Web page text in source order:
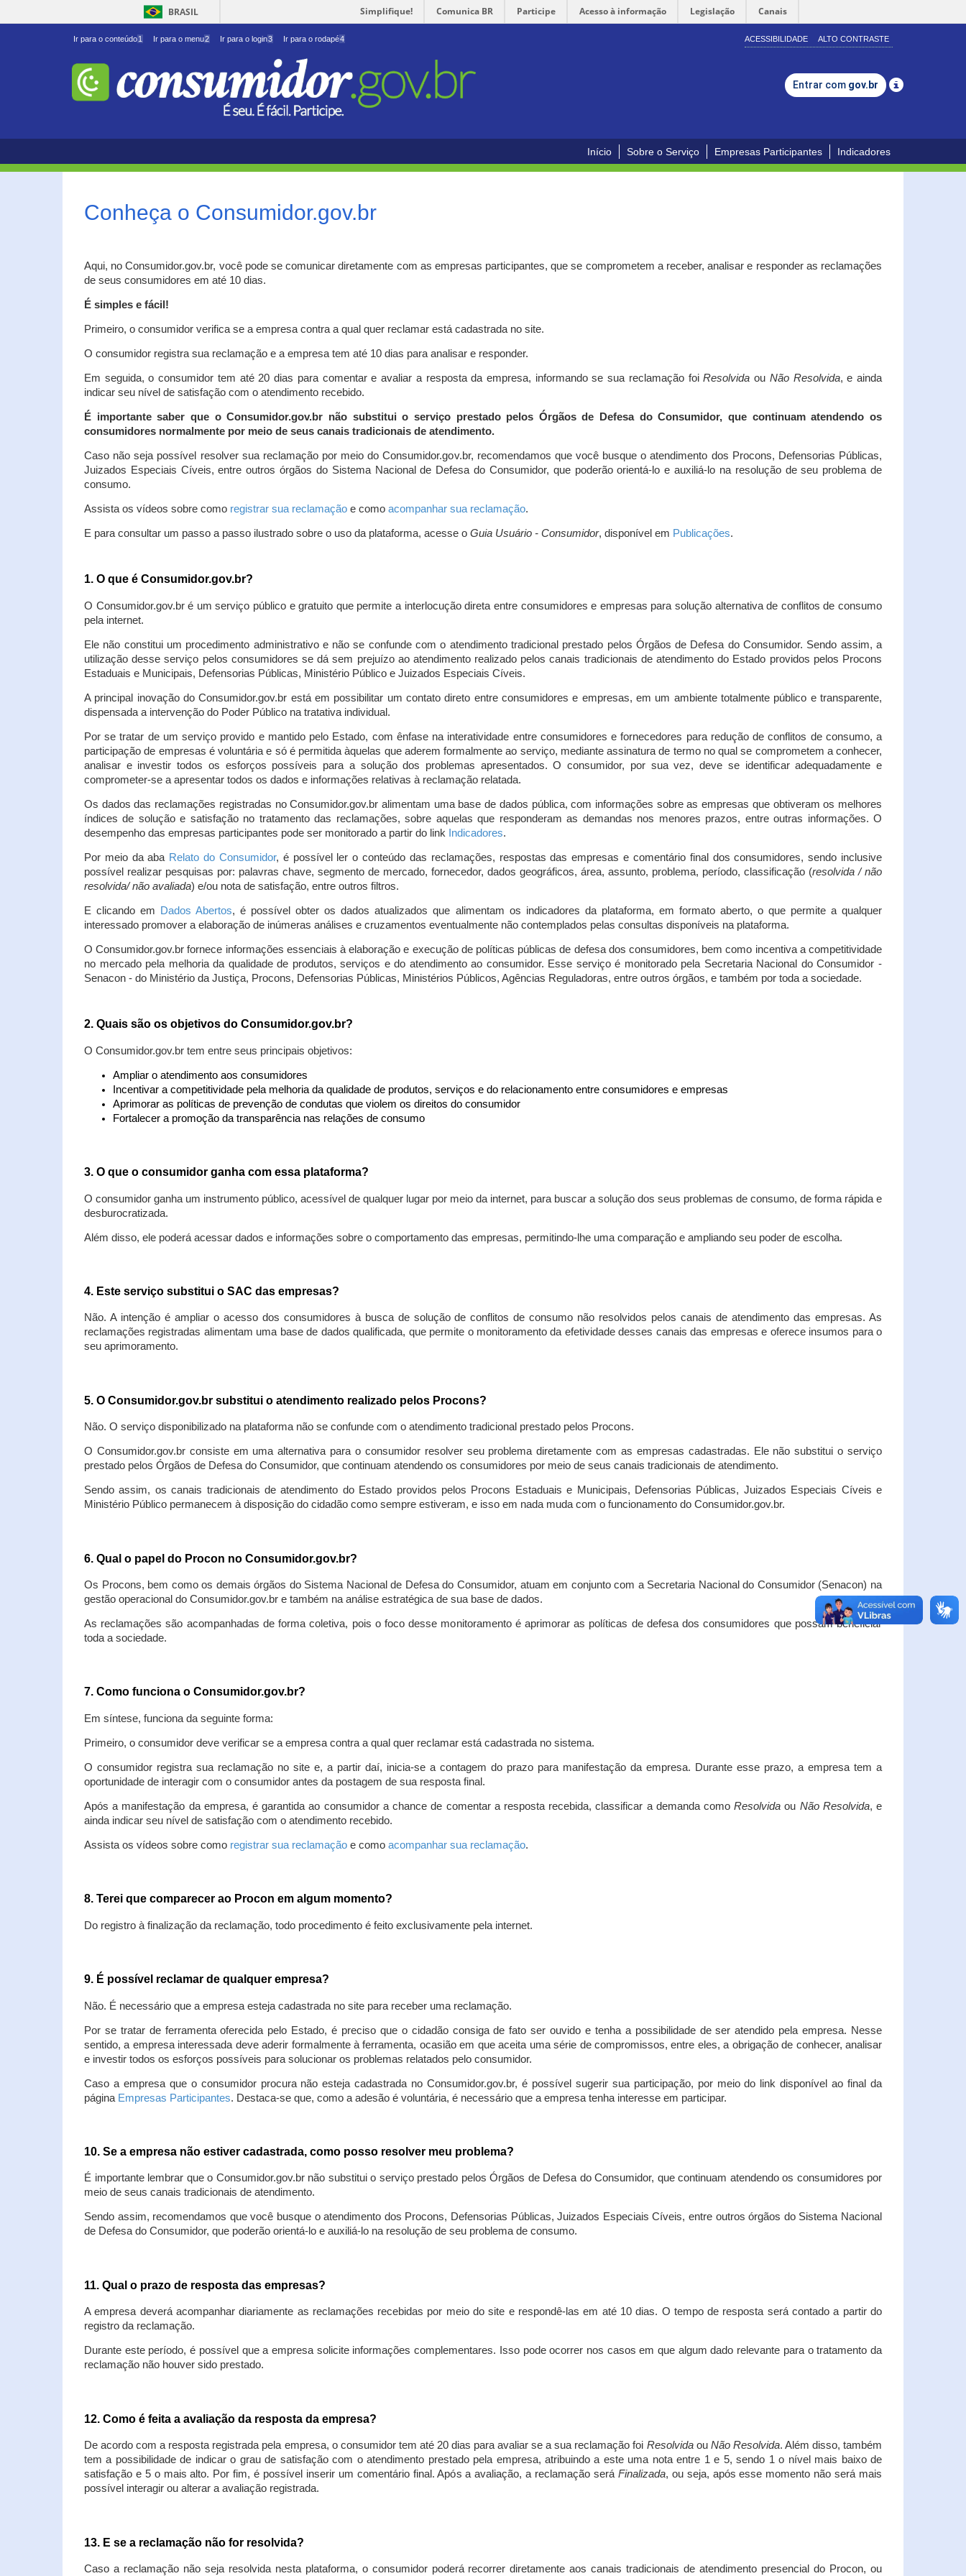
BRASIL Simplifique! Comunica BR Participe Acesso à informação Legislação Canais
Ir para o conteúdo1 Ir para o menu2 Ir para o login3 Ir para o rodapé4 ACESSIBILIDADE ALTO CONTRASTE
Entrar com gov.br
Início Sobre o Serviço Empresas Participantes Indicadores
Conheça o Consumidor.gov.br
Aqui, no Consumidor.gov.br, você pode se comunicar diretamente com as empresas participantes, que se comprometem a receber, analisar e responder as reclamações
de seus consumidores em até 10 dias.
É simples e fácil!
Primeiro, o consumidor verifica se a empresa contra a qual quer reclamar está cadastrada no site.
O consumidor registra sua reclamação e a empresa tem até 10 dias para analisar e responder.
Em seguida, o consumidor tem até 20 dias para comentar e avaliar a resposta da empresa, informando se sua reclamação foiResolvida ou Não Resolvida, e ainda
indicar seu nível de satisfação com o atendimento recebido.
É importante saber que o Consumidor.gov.br não substitui o serviço prestado pelos Órgãos de Defesa do Consumidor, que continuam atendendo os
consumidores normalmente por meio de seus canais tradicionais de atendimento.
Caso não seja possível resolver sua reclamação por meio do Consumidor.gov.br, recomendamos que você busque o atendimento dos Procons, Defensorias Públicas,
Juizados Especiais Cíveis, entre outros órgãos do Sistema Nacional de Defesa do Consumidor, que poderão orientá-lo e auxiliá-lo na resolução de seu problema de
consumo.
Assista os vídeos sobre como registrar sua reclamação e como acompanhar sua reclamação.
E para consultar um passo a passo ilustrado sobre o uso da plataforma, acesse o Guia Usuário - Consumidor, disponível em Publicações.
1. O que é Consumidor.gov.br?
O Consumidor.gov.br é um serviço público e gratuito que permite a interlocução direta entre consumidores e empresas para solução alternativa de conflitos de consumo
pela internet.
Ele não constitui um procedimento administrativo e não se confunde com o atendimento tradicional prestado pelos Órgãos de Defesa do Consumidor. Sendo assim, a
utilização desse serviço pelos consumidores se dá sem prejuízo ao atendimento realizado pelos canais tradicionais de atendimento do Estado providos pelos Procons
Estaduais e Municipais, Defensorias Públicas, Ministério Público e Juizados Especiais Cíveis.
A principal inovação do Consumidor.gov.br está em possibilitar um contato direto entre consumidores e empresas, em um ambiente totalmente público e transparente,
dispensada a intervenção do Poder Público na tratativa individual.
Por se tratar de um serviço provido e mantido pelo Estado, com ênfase na interatividade entre consumidores e fornecedores para redução de conflitos de consumo, a
participação de empresas é voluntária e só é permitida àquelas que aderem formalmente ao serviço, mediante assinatura de termo no qual se comprometem a conhecer,
analisar e investir todos os esforços possíveis para a solução dos problemas apresentados. O consumidor, por sua vez, deve se identificar adequadamente e
comprometer-se a apresentar todos os dados e informações relativas à reclamação relatada.
Os dados das reclamações registradas no Consumidor.gov.br alimentam uma base de dados pública, com informações sobre as empresas que obtiveram os melhores
índices de solução e satisfação no tratamento das reclamações, sobre aquelas que responderam as demandas nos menores prazos, entre outras informações. O
desempenho das empresas participantes pode ser monitorado a partir do link
Indicadores.
Por meio da aba Relato do Consumidor, é possível ler o conteúdo das reclamações, respostas das empresas e comentário final dos consumidores, sendo inclusive
possível realizar pesquisas por: palavras chave, segmento de mercado, fornecedor, dados geográficos, área, assunto, problema, período, classificação (resolvida / não
resolvida/ não avaliada) e/ou nota de satisfação, entre outros filtros.
E clicando em Dados Abertos, é possível obter os dados atualizados que alimentam os indicadores da plataforma, em formato aberto, o que permite a qualquer
interessado promover a elaboração de inúmeras análises e cruzamentos eventualmente não contemplados pelas consultas disponíveis na plataforma.
O Consumidor.gov.br fornece informações essenciais à elaboração e execução de políticas públicas de defesa dos consumidores, bem como incentiva a competitividade
no mercado pela melhoria da qualidade de produtos, serviços e do atendimento ao consumidor. Esse serviço é monitorado pela Secretaria Nacional do Consumidor -
Senacon - do Ministério da Justiça, Procons, Defensorias Públicas, Ministérios Públicos, Agências Reguladoras, entre outros órgãos, e também por toda a sociedade.
2. Quais são os objetivos do Consumidor.gov.br?
O Consumidor.gov.br tem entre seus principais objetivos:
Ampliar o atendimento aos consumidores
Incentivar a competitividade pela melhoria da qualidade de produtos, serviços e do relacionamento entre consumidores e empresas
Aprimorar as políticas de prevenção de condutas que violem os direitos do consumidor
Fortalecer a promoção da transparência nas relações de consumo
3. O que o consumidor ganha com essa plataforma?
O consumidor ganha um instrumento público, acessível de qualquer lugar por meio da internet, para buscar a solução dos seus problemas de consumo, de forma rápida e
desburocratizada.
Além disso, ele poderá acessar dados e informações sobre o comportamento das empresas, permitindo-lhe uma comparação e ampliando seu poder de escolha.
4. Este serviço substitui o SAC das empresas?
Não. A intenção é ampliar o acesso dos consumidores à busca de solução de conflitos de consumo não resolvidos pelos canais de atendimento das empresas. As
reclamações registradas alimentam uma base de dados qualificada, que permite o monitoramento da efetividade desses canais das empresas e oferece insumos para o
seu aprimoramento.
5. O Consumidor.gov.br substitui o atendimento realizado pelos Procons?
Não. O serviço disponibilizado na plataforma não se confunde com o atendimento tradicional prestado pelos Procons.
O Consumidor.gov.br consiste em uma alternativa para o consumidor resolver seu problema diretamente com as empresas cadastradas. Ele não substitui o serviço
prestado pelos Órgãos de Defesa do Consumidor, que continuam atendendo os consumidores por meio de seus canais tradicionais de atendimento.
Sendo assim, os canais tradicionais de atendimento do Estado providos pelos Procons Estaduais e Municipais, Defensorias Públicas, Juizados Especiais Cíveis e
Ministério Público permanecem à disposição do cidadão como sempre estiveram, e isso em nada muda com o funcionamento do Consumidor.gov.br.
6. Qual o papel do Procon no Consumidor.gov.br?
Os Procons, bem como os demais órgãos do Sistema Nacional de Defesa do Consumidor, atuam em conjunto com a Secretaria Nacional do Consumidor (Senacon) na
gestão operacional do Consumidor.gov.br e também na análise estratégica de sua base de dados.
As reclamações são acompanhadas de forma coletiva, pois o foco desse monitoramento é aprimorar as políticas de defesa dos consumidores que possam beneficiar
toda a sociedade.
7. Como funciona o Consumidor.gov.br?
Em síntese, funciona da seguinte forma:
Primeiro, o consumidor deve verificar se a empresa contra a qual quer reclamar está cadastrada no sistema.
O consumidor registra sua reclamação no site e, a partir daí, inicia-se a contagem do prazo para manifestação da empresa. Durante esse prazo, a empresa tem a
oportunidade de interagir com o consumidor antes da postagem de sua resposta final.
Após a manifestação da empresa, é garantida ao consumidor a chance de comentar a resposta recebida, classificar a demanda comoResolvida ou Não Resolvida, e
ainda indicar seu nível de satisfação com o atendimento recebido.
Assista os vídeos sobre como registrar sua reclamação e como acompanhar sua reclamação.
8. Terei que comparecer ao Procon em algum momento?
Do registro à finalização da reclamação, todo procedimento é feito exclusivamente pela internet.
9. É possível reclamar de qualquer empresa?
Não. É necessário que a empresa esteja cadastrada no site para receber uma reclamação.
Por se tratar de ferramenta oferecida pelo Estado, é preciso que o cidadão consiga de fato ser ouvido e tenha a possibilidade de ser atendido pela empresa. Nesse
sentido, a empresa interessada deve aderir formalmente à ferramenta, ocasião em que aceita uma série de compromissos, entre eles, a obrigação de conhecer, analisar
e investir todos os esforços possíveis para solucionar os problemas relatados pelo consumidor.
Caso a empresa que o consumidor procura não esteja cadastrada no Consumidor.gov.br, é possível sugerir sua participação, por meio do link disponível ao final da
página Empresas Participantes. Destaca-se que, como a adesão é voluntária, é necessário que a empresa tenha interesse em participar.
10. Se a empresa não estiver cadastrada, como posso resolver meu problema?
É importante lembrar que o Consumidor.gov.br não substitui o serviço prestado pelos Órgãos de Defesa do Consumidor, que continuam atendendo os consumidores por
meio de seus canais tradicionais de atendimento.
Sendo assim, recomendamos que você busque o atendimento dos Procons, Defensorias Públicas, Juizados Especiais Cíveis, entre outros órgãos do Sistema Nacional
de Defesa do Consumidor, que poderão orientá-lo e auxiliá-lo na resolução de seu problema de consumo.
11. Qual o prazo de resposta das empresas?
A empresa deverá acompanhar diariamente as reclamações recebidas por meio do site e respondê-las em até 10 dias. O tempo de resposta será contado a partir do
registro da reclamação.
Durante este período, é possível que a empresa solicite informações complementares. Isso pode ocorrer nos casos em que algum dado relevante para o tratamento da
reclamação não houver sido prestado.
12. Como é feita a avaliação da resposta da empresa?
De acordo com a resposta registrada pela empresa, o consumidor tem até 20 dias para avaliar se a sua reclamação foi Resolvidaou Não Resolvida. Além disso, também
tem a possibilidade de indicar o grau de satisfação com o atendimento prestado pela empresa, atribuindo a este uma nota entre 1 e 5, sendo 1 o nível mais baixo de
satisfação e 5 o mais alto. Por fim, é possível inserir um comentário final. Após a avaliação, a reclamação será Finalizada, ou seja, após esse momento não será mais
possível interagir ou alterar a avaliação registrada.
13. E se a reclamação não for resolvida?
Caso a reclamação não seja resolvida nesta plataforma, o consumidor poderá recorrer diretamente aos canais tradicionais de atendimento presencial do Procon, ou